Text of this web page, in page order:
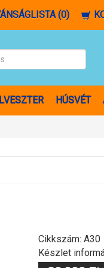
(0)
HÚSVÉT
Cikkszám: A30
Készlet